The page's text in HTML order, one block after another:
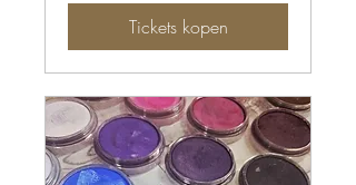
Tickets kopen